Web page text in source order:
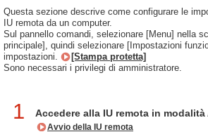
Questa sezione descrive come configurare le
IU remota da un computer.
Sul pannello comandi, selezionare [Menu] nella
principale], quindi selezionare [Impostazioni
impostazioni.
[Stampa protetta]
Sono necessari i privilegi di amministratore.
1 Accedere alla IU remota in
Avvio della IU remota